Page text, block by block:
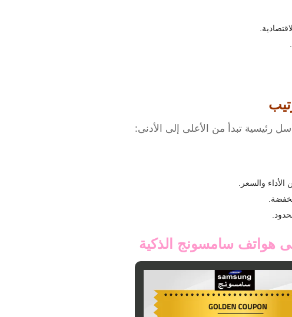
رئيسية تبدأ من الأعلى إلى الأدنى:
هواتف سامسونج الذكية